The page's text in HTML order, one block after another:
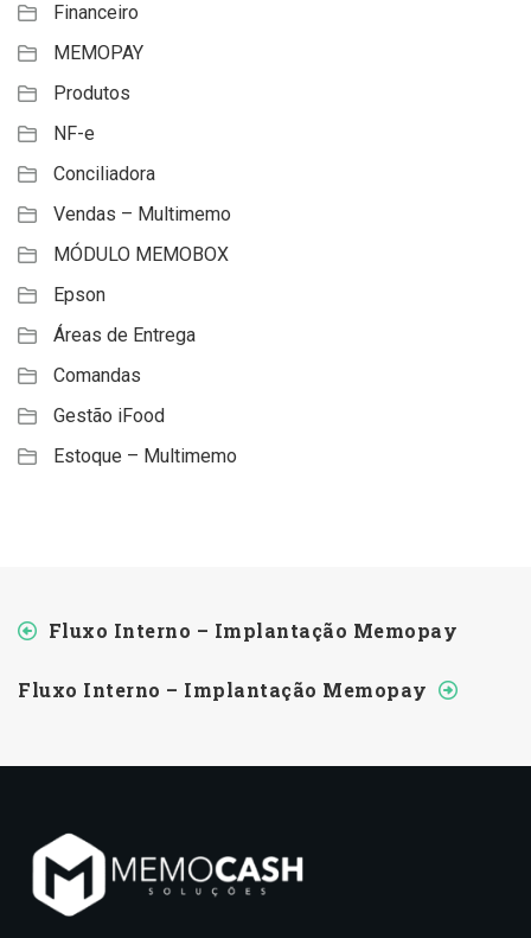
Financeiro
MEMOPAY
Produtos
NF-e
Conciliadora
Vendas – Multimemo
MÓDULO MEMOBOX
Epson
Áreas de Entrega
Comandas
Gestão iFood
Estoque – Multimemo
Fluxo Interno – Implantação Memopay
Fluxo Interno – Implantação Memopay